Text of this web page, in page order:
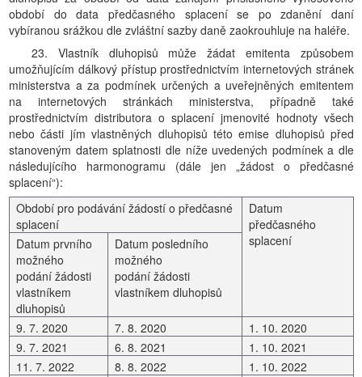
období do data předčasného splacení se po zdanění daní
vybíranou srážkou dle zvláštní sazby daně zaokrouhluje na haléře.
23. Vlastník dluhopisů může žádat emitenta způsobem
umožňujícím dálkový přístup prostřednictvím internetových stránek
ministerstva a za podmínek určených a uveřejněných emitentem
na internetových stránkách ministerstva, případně také
prostřednictvím distributora o splacení jmenovité hodnoty všech
nebo části jím vlastněných dluhopisů této emise dluhopisů před
stanoveným datem splatnosti dle níže uvedených podmínek a dle
následujícího harmonogramu (dále jen „žádost o předčasné
splacení“):
Období pro podávání žádostí o předčasné
splacení
Datum
předčasného
splacení
Datum prvního
možného
podání žádosti
vlastníkem
dluhopisů
Datum posledního
možného
podání žádosti
vlastníkem dluhopisů
9. 7. 2020 7. 8. 2020
1. 10. 2020
9. 7. 2021
6. 8. 2021
1. 10. 2021
11. 7. 2022
8. 8. 2022
1. 10. 2022